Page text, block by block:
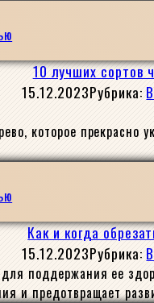
10 лучших сортов
15.12.2023Рубрика:
которое прекрасно
Как и когда
15.12.2023Рубрика:
поддержания ее
и предотвращает